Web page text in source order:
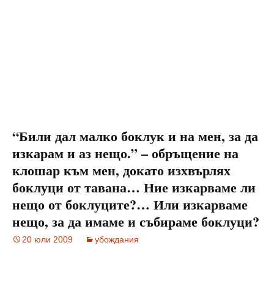
“Били дал малко боклук и на мен, за да
изкарам и аз нещо.” – обръщение на
клошар към мен, докато изхвърлях
боклуци от тавана… Ние изкарваме ли
нещо от боклуците?… Или изкарваме
нещо, за да имаме и събираме боклуци?
20 юли 2009 убождания